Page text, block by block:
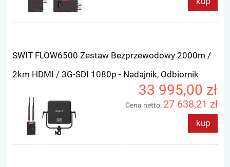
SWIT FLOW6500 Zestaw Bezprzewodowy 2000m /
2km HDMI / 3G-SDI 1080p - Nadajnik, Odbiornik
33 995,00 zł
Cena netto: 27 638,21 zł
kup